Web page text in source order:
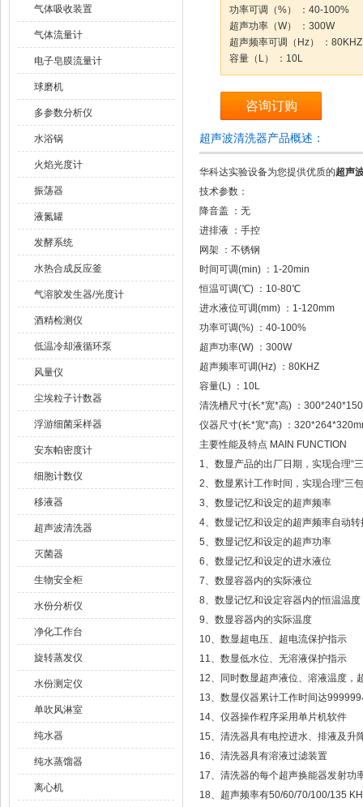
气体吸收装置
气体流量计
电子皂膜流量计
球磨机
多参数分析仪
水浴锅
火焰光度计
振荡器
液氮罐
发酵系统
水热合成反应釜
气溶胶发生器/光度计
酒精检测仪
低温冷却液循环泵
风量仪
尘埃粒子计数器
浮游细菌采样器
安东帕密度计
细胞计数仪
移液器
超声波清洗器
灭菌器
生物安全柜
水份分析仪
净化工作台
旋转蒸发仪
水份测定仪
单吹风淋室
纯水器
纯水蒸馏器
离心机
功率可调（%） ：40-100%
超声功率（W） ：300W
超声频率可调（Hz） ：80KHZ
容量（L） ：10L
咨询订购
超声波清洗器产品概述：
华科达实验设备为您提供优质的超声
技术参数：
降音盖 ：无
进排液 ：手控
网架 ：不锈钢
时间可调(min) ：1-20min
恒温可调(℃) ：10-80℃
进水液位可调(mm) ：1-120mm
功率可调(%) ：40-100%
超声功率(W) ：300W
超声频率可调(Hz) ：80KHZ
容量(L) ：10L
清洗槽尺寸(长*宽*高) ：
仪器尺寸(长*宽*高) ：
主要性能及特点 MAIN FUNCTION
1、数显产品的出厂日期，实现合理“
2、数显累计工作时间，实现合理“三
3、数显记忆和设定的超声频率
4、数显记忆和设定的超声频率自动转
5、数显记忆和设定的超声功率
6、数显记忆和设定的进水液位
7、数显容器内的实际液位
8、数显记忆和设定容器内的恒温温度
9、数显容器内的实际温度
10、数显超电压、超电流保护指示
11、数显低水位、无溶液保护指示
12、同时数显超声液位、溶液温度，
13、数显仪器累计工作时间达999999
14、仪器操作程序采用单片机软件
15、清洗器具有电控进水、排液及升
16、清洗器具有溶液过滤装置
17、清洗器的每个超声换能器发射功
18、超声频率有50/60/70/100/135